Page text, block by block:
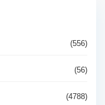
(556)
(56)
(4788)